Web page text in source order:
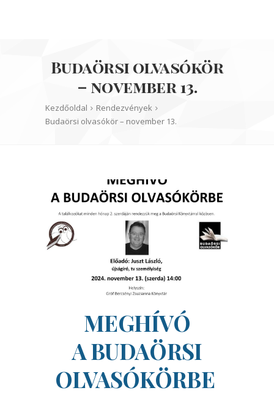
Budaörsi olvasókör
– november 13.
Kezdőoldal
Rendezvények
Budaörsi olvasókör – november 13.
MEGHÍVÓ
A BUDAÖRSI
OLVASÓKÖRBE